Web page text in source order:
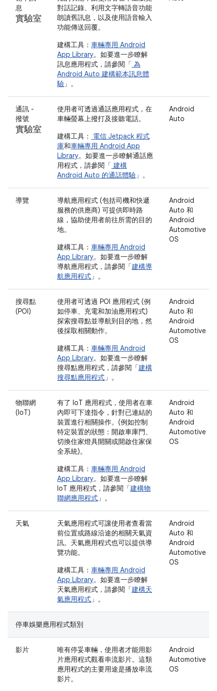
息
實驗室
對話記錄、利用文字轉語音功能
朗讀舊訊息，以及使用語音輸入
功能傳送回覆。
建構工具： 車輛專用 Android
App Library。如要進一步瞭解
訊息應用程式，請參閱「 為
Android Auto 建構範本訊息體
驗 」。
通訊 -
撥號
實驗室
使用者可透過通話應用程式，在
車輛螢幕上撥打及接聽電話。
建構工具：
電信 Jetpack 程式
庫和車輛專用 Android App
Library。如要進一步瞭解通話應
用程式，請參閱「 建構
Android Auto 的通話體驗 」。
Android
Auto
導覽
導航應用程式 (包括司機和快遞
服務的供應商) 可提供即時路
線，協助使用者前往所需的目的
地。
建構工具： 車輛專用 Android
App Library。如要進一步瞭解
導航應用程式，請參閱「建構導
航應用程式 」。
Android
Auto 和
Android
Automotive
OS
搜尋點
(POI)
使用者可透過 POI 應用程式 (例
如停車、充電和加油應用程式)
探索搜尋點並導航到目的地，然
後採取相關動作。
建構工具： 車輛專用 Android
App Library。如要進一步瞭解
搜尋點應用程式，請參閱「建構
搜尋點應用程式 」。
Android
Auto 和
Android
Automotive
OS
物聯網
(IoT)
有了 IoT 應用程式，使用者在車
內即可下達指令，針對已連結的
裝置進行相關操作。(例如控制
特定裝置的狀態：開啟車庫門、
切換住家燈具開關或開啟住家保
全系統)。
建構工具： 車輛專用 Android
App Library。如要進一步瞭解
IoT 應用程式，請參閱「建構物
聯網應用程式 」。
Android
Auto 和
Android
Automotive
OS
天氣
天氣應用程式可讓使用者查看當
前位置或路線沿途的相關天氣資
訊。天氣應用程式也可以提供導
覽功能。
建構工具： 車輛專用 Android
App Library。如要進一步瞭解
天氣應用程式，請參閱「建構天
氣應用程式 」。
Android
Auto 和
Android
Automotive
OS
停車娛樂應用程式類別
影片
唯有停妥車輛，使用者才能用影
片應用程式觀看串流影片。這類
應用程式的主要用途是播放串流
影片。
Android
Automotive
OS